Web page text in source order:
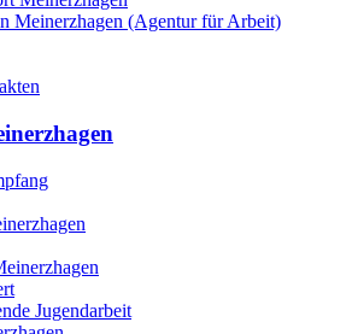
Meinerzhagen (Agentur für Arbeit)
Jugendarbeit